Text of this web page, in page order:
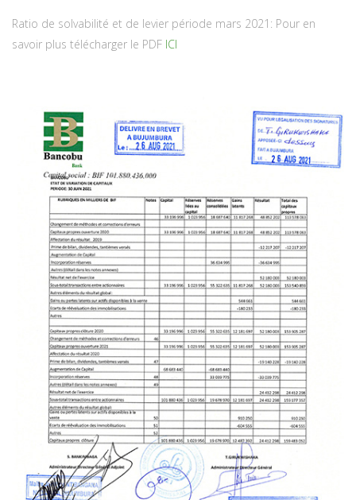
Ratio de solvabilité et de levier période mars 2021: Pour en
savoir plus télécharger le PDF ICI